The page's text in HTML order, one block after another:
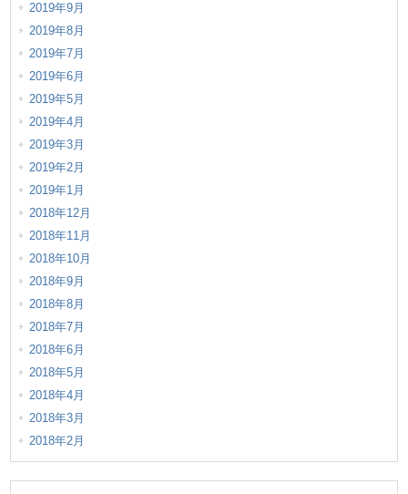
2019年9月
2019年8月
2019年7月
2019年6月
2019年5月
2019年4月
2019年3月
2019年2月
2019年1月
2018年12月
2018年11月
2018年10月
2018年9月
2018年8月
2018年7月
2018年6月
2018年5月
2018年4月
2018年3月
2018年2月